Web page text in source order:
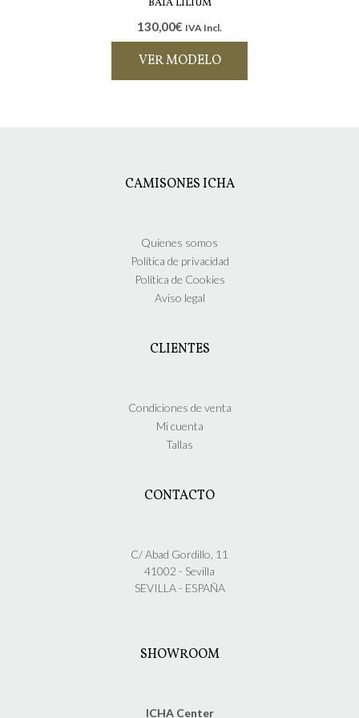
de
Las
opciones
producto
BATA LILIUM
130,00€ IVA Incl.
VER MODELO
opciones
elegir
de
CAMISONES ICHA
Quienes somos
Política de privacidad
Política de Cookies
Aviso legal
CLIENTES
Condiciones de venta
Mi cuenta
Tallas
CONTACTO
C/ Abad Gordillo, 11
41002 - Sevilla
SEVILLA - ESPAÑA
SHOWROOM
ICHA Center